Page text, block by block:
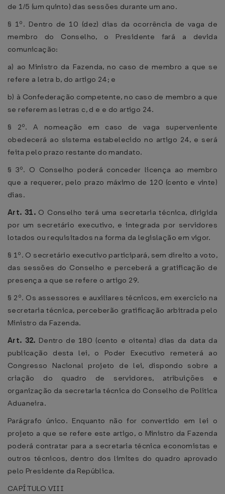
de 1/5 (um quinto) das sessões durante um ano.
§ 1º. Dentro de 10 (dez) dias da ocorrência de vaga de
membro do Conselho, o Presidente fará a devida
comunicação:
a) ao Ministro da Fazenda, no caso de membro a que se
refere a letra b, do artigo 24; e
b) à Confederação competente, no caso de membro a que
se referem as letras c, d e e do artigo 24.
§ 2º. A nomeação em caso de vaga superveniente
obedecerá ao sistema estabelecido no artigo 24, e será
feita pelo prazo restante do mandato.
§ 3º. O Conselho poderá conceder licença ao membro
que a requerer, pelo prazo máximo de 120 (cento e vinte)
dias.
Art. 31. O Conselho terá uma secretaria técnica, dirigida
por um secretário executivo, e integrada por servidores
lotados ou requisitados na forma da legislação em vigor.
§ 1º. O secretário executivo participará, sem direito a voto,
das sessões do Conselho e perceberá a gratificação de
presença a que se refere o artigo 29.
§ 2º. Os assessores e auxiliares técnicos, em exercício na
secretaria técnica, perceberão gratificação arbitrada pelo
Ministro da Fazenda.
Art. 32. Dentro de 180 (cento e oitenta) dias da data da
publicação desta lei, o Poder Executivo remeterá ao
Congresso Nacional projeto de lei, dispondo sobre a
criação do quadro de servidores, atribuições e
organização da secretaria técnica do Conselho de Política
Aduaneira.
Parágrafo único. Enquanto não for convertido em lei o
projeto a que se refere este artigo, o Ministro da Fazenda
poderá contratar para a secretaria técnica economistas e
outros técnicos, dentro dos limites do quadro aprovado
pelo Presidente da República.
CAPÍTULO VIII